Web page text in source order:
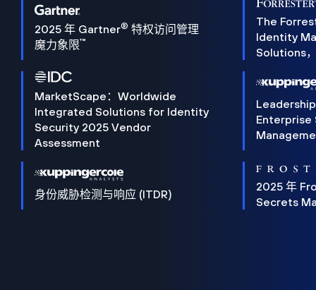
2025 年 Gartner® 特权访问管理
魔力象限™
The
Identity
Solutions
MarketScape：Worldwide
Integrated Solutions for Identity
Security 2025 Vendor
Assessment
Enterprise
身份威胁检测与响应 (ITDR)
2025 年
Secrets